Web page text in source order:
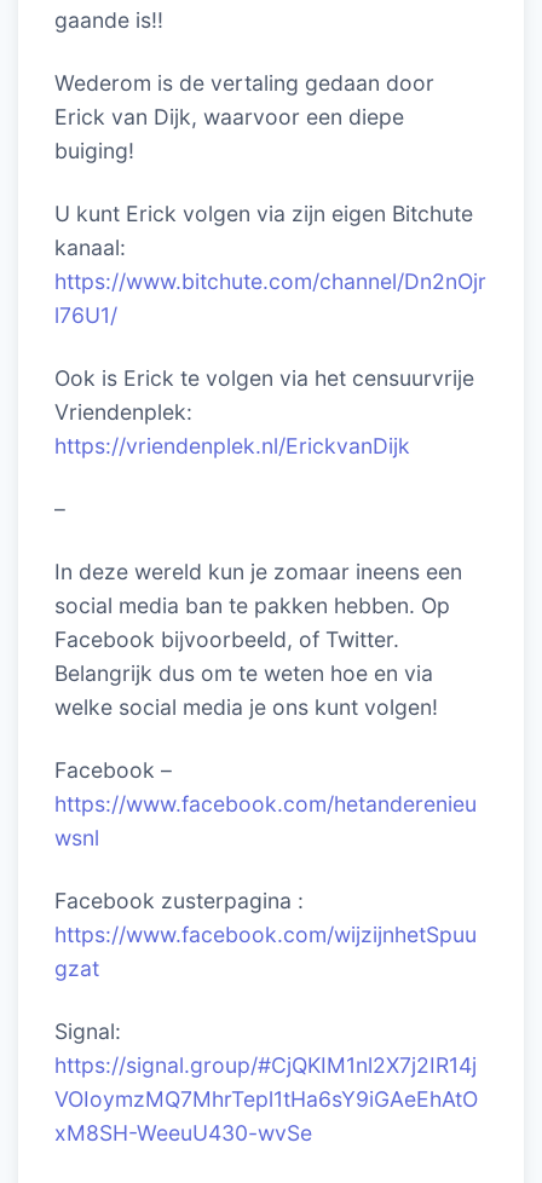
gaande is!!
Wederom is de vertaling gedaan door
Erick van Dijk, waarvoor een diepe
buiging!
U kunt Erick volgen via zijn eigen Bitchute
kanaal:
https://www.bitchute.com/channel/Dn2nOjr
l76U1/
Ook is Erick te volgen via het censuurvrije
Vriendenplek:
https://vriendenplek.nl/ErickvanDijk
–
In deze wereld kun je zomaar ineens een
social media ban te pakken hebben. Op
Facebook bijvoorbeeld, of Twitter.
Belangrijk dus om te weten hoe en via
welke social media je ons kunt volgen!
Facebook –
https://www.facebook.com/hetanderenieu
wsnl
Facebook zusterpagina :
https://www.facebook.com/wijzijnhetSpuu
gzat
Signal:
https://signal.group/#CjQKIM1nl2X7j2IR14j
VOIoymzMQ7MhrTepl1tHa6sY9iGAeEhAtO
xM8SH-WeeuU430-wvSe